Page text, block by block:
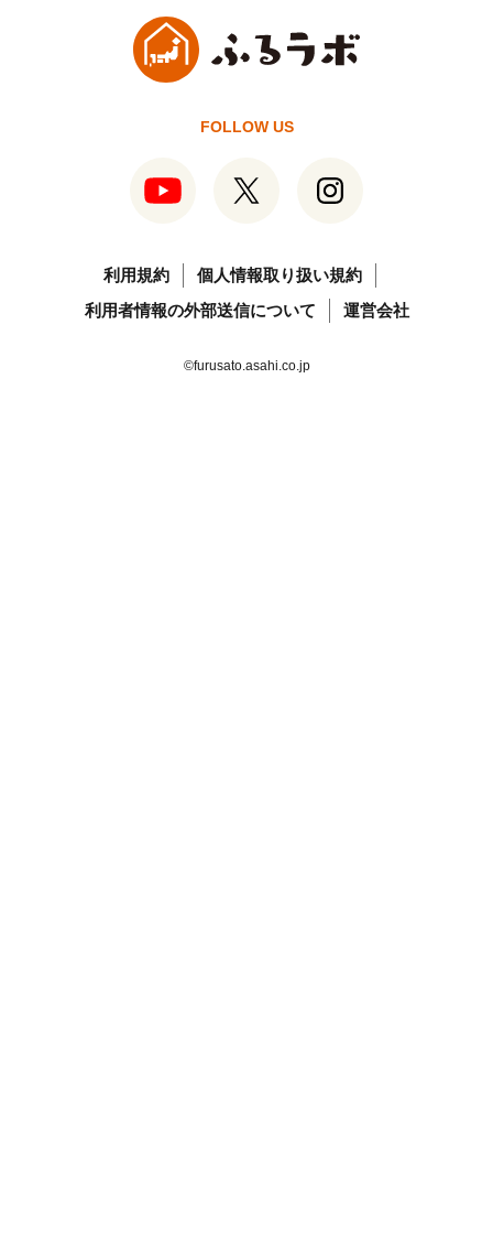
FOLLOW US
利用規約
個人情報取り扱い規約
利用者情報の外部送信について
運営会社
©furusato.asahi.co.jp